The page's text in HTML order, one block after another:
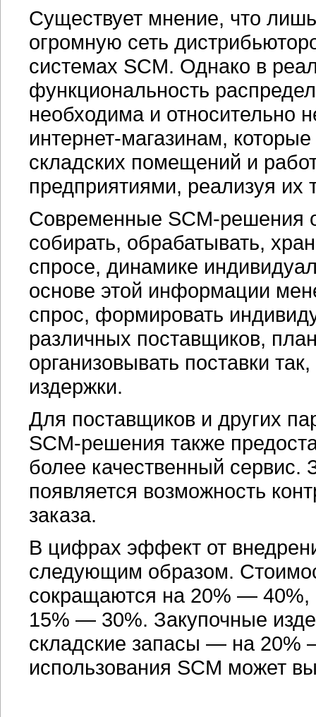
Существует мнение, что
огромную сеть
системах SCM. Однако в
функциональность
необходима и относительно
интернет-магазинам,
складских помещений и
предприятиями, реализуя их
Современные SCM-решения
собирать, обрабатывать,
спросе, динамике
основе этой информации
спрос, формировать
различных поставщиков,
организовывать поставки
издержки.
Для поставщиков и других
SCM-решения также
более качественный сервис.
появляется возможность
заказа.
В цифрах эффект от
следующим образом.
сокращаются на 20% —
15% — 30%. Закупочные
складские запасы — на 20%
использования SCM может